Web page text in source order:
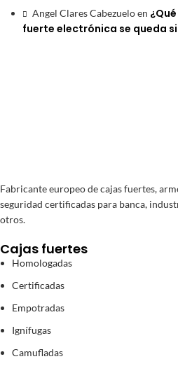
Angel Clares Cabezueloen
fuerte electrónica se queda
Fabricante europeo de cajas fuertes,
seguridad certificadas para banca,
otros.
Cajas fuertes
Homologadas
Certificadas
Empotradas
Ignífugas
Camufladas